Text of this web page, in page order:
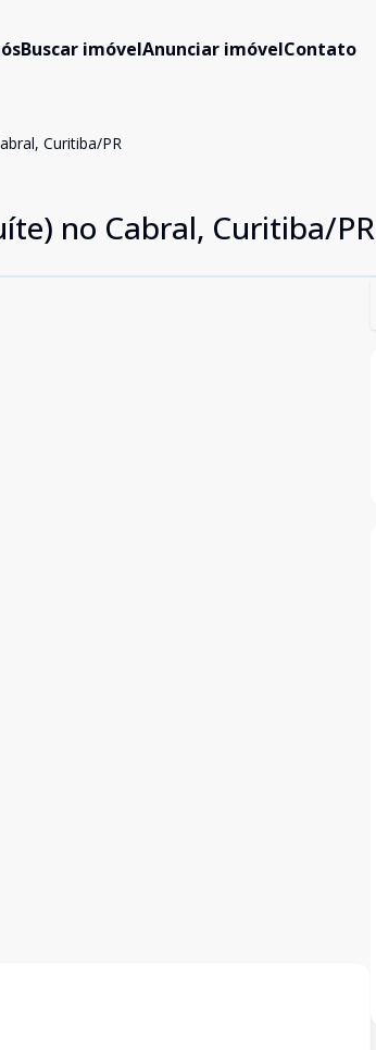
Buscar imóvelAnunciar imóvelContato
Curitiba/PR
no Cabral, Curitiba/PR